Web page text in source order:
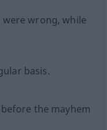
wrong, while
basis.
the mayhem